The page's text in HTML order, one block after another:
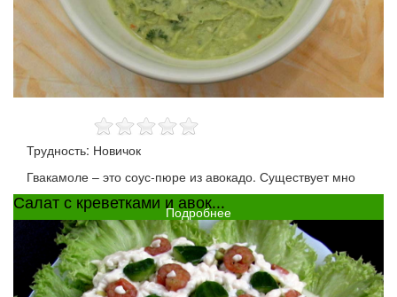
Трудность: Новичок
Гвакамоле – это соус-пюре из авокадо. Существует мно
Подробнее
Салат с креветками и авок...